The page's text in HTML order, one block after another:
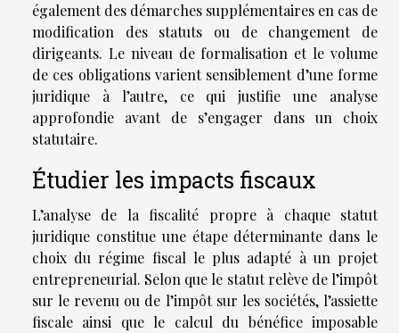
également des démarches supplémentaires en cas de
modification des statuts ou de changement de
dirigeants. Le niveau de formalisation et le volume
de ces obligations varient sensiblement d’une forme
juridique à l’autre, ce qui justifie une analyse
approfondie avant de s’engager dans un choix
statutaire.
Étudier les impacts fiscaux
L’analyse de la fiscalité propre à chaque statut
juridique constitue une étape déterminante dans le
choix du régime fiscal le plus adapté à un projet
entrepreneurial. Selon que le statut relève de l’impôt
sur le revenu ou de l’impôt sur les sociétés, l’assiette
fiscale ainsi que le calcul du bénéfice imposable